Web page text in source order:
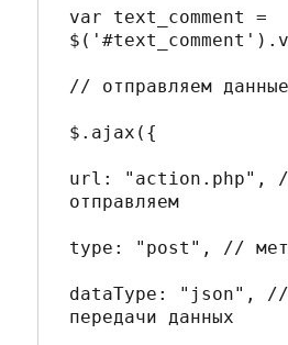
var text_comment =
// отправляем данные
$.ajax({
url: "action.php",
отправляем
type: "post", //
dataType: "json", //
передачи данных